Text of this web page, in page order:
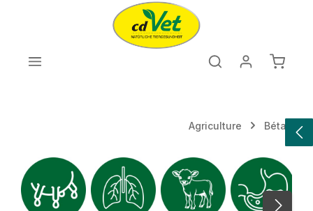
Passer au contenu principal
Le
Agriculture Bétail